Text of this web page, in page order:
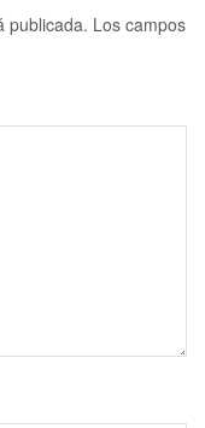
publicada. Los campos